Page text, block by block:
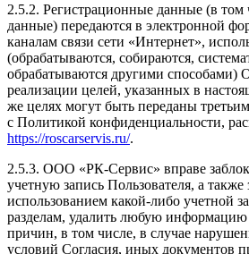
2.5.2. Регистрационные данные (в том
данные) передаются в электронной
каналам связи сети «Интернет»,
(обрабатываются, собираются,
обрабатываются другими
реализации целей, указанных в
же целях могут быть переданы
с Политикой конфиденциальности,
https://roscarservis.ru/.
2.5.3. ООО «РК-Сервис» вправе
учетную запись Пользователя, а также
использованием какой-либо учетной
разделам, удалить любую информацию
причин, в том числе, в случае
условий Согласия, иных документов